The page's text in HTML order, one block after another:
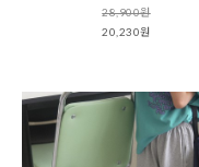
28,900원
20,230원